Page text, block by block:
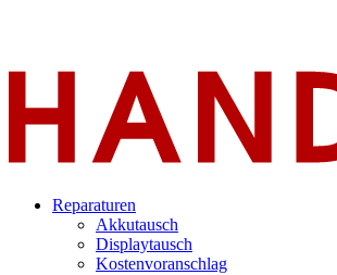
Reparaturen
Akkutausch
Displaytausch
Kostenvoranschlag